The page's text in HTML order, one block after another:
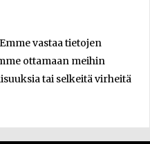
vastaa tietojen
ottamaan meihin
tai selkeitä virheitä